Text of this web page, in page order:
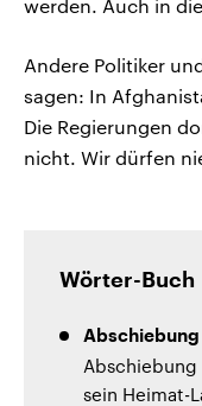
werden. Auch in
Andere Politiker
sagen: In
Die Regierungen
nicht. Wir dürfen
Wörter-Buch
Abschiebung
sein Heimat-